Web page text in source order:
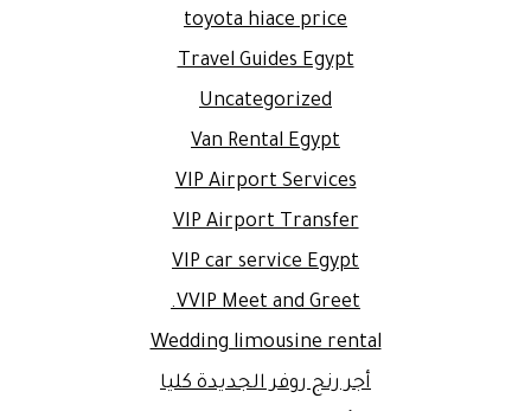
toyota hiace price
Travel Guides Egypt
Uncategorized
Van Rental Egypt
VIP Airport Services
VIP Airport Transfer
VIP car service Egypt
VVIP Meet and Greet.
Wedding limousine rental
أجر رنج روفر الجديدة كليا